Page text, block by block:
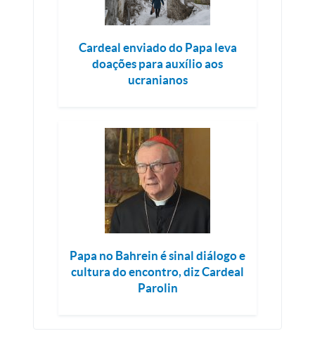
Cardeal enviado do Papa leva
doações para auxílio aos
ucranianos
Papa no Bahrein é sinal diálogo e
cultura do encontro, diz Cardeal
Parolin